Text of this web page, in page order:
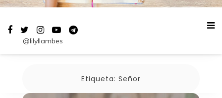
@lilyllambes
Etiqueta: Señor